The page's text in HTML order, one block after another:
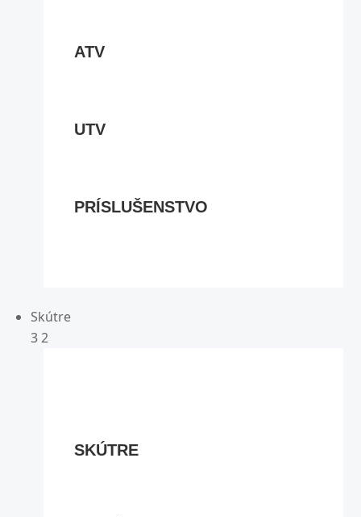
ATV
UTV
PRÍSLUŠENSTVO
Skútre
3 2
SKÚTRE